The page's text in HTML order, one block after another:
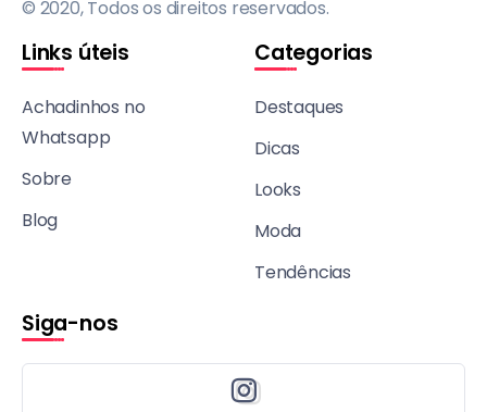
© 2020, Todos os direitos reservados.
Links úteis
Achadinhos no
Whatsapp
Sobre
Blog
Categorias
Destaques
Dicas
Looks
Moda
Tendências
Siga-nos